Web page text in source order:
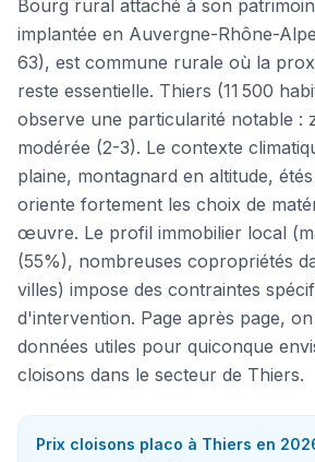
Bourg rural attaché à son
implantée en Auvergne-Rhône-
63), est commune rurale où la
reste essentielle. Thiers (11 500
observe une particularité notable :
modérée (2-3). Le contexte
plaine, montagnard en altitude,
oriente fortement les choix de
œuvre. Le profil immobilier local
(55%), nombreuses copropriétés
villes) impose des contraintes
d'intervention. Page après page,
données utiles pour quiconque
cloisons dans le secteur de Thiers.
Prix cloisons placo à Thiers en